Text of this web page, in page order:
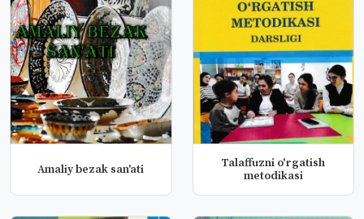
Amaliy bezak san'ati
Talaffuzni o'rgatish
metodikasi